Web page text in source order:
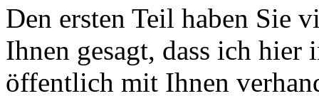
Den ersten Teil haben Sie
Ihnen gesagt, dass ich
öffentlich mit Ihnen